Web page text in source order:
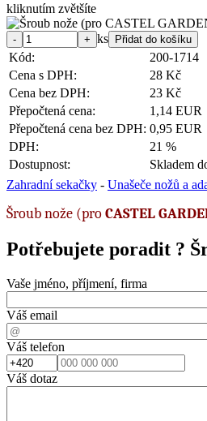
kliknutím zvětšíte
ks
Kód:
200-1714
Cena s DPH:
28 Kč
Cena bez DPH:
23 Kč
Přepočtená cena:
1,14 EUR
Přepočtená cena bez DPH: 0,95 EUR
DPH:
21 %
Dostupnost:
Skladem
Zahradní sekačky - Unašeče nožů a
Šroub nože (proCASTEL
Potřebujete poradit ?
Vaše jméno, příjmení, firma
Váš email
Váš telefon
Váš dotaz